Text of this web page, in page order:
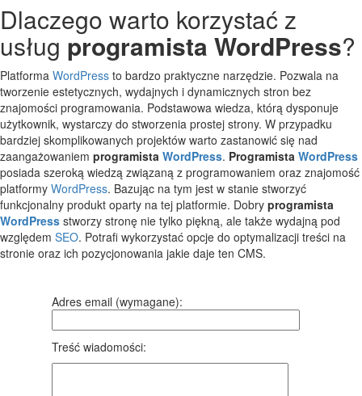
Dlaczego warto korzystać z
usług programista WordPress?
Platforma WordPress to bardzo praktyczne narzędzie. Pozwala na
tworzenie estetycznych, wydajnych i dynamicznych stron bez
znajomości programowania. Podstawowa wiedza, którą dysponuje
użytkownik, wystarczy do stworzenia prostej strony. W przypadku
bardziej skomplikowanych projektów warto zastanowić się nad
zaangażowaniem programista WordPress. Programista WordPress
posiada szeroką wiedzą związaną z programowaniem oraz znajomość
platformy WordPress. Bazując na tym jest w stanie stworzyć
funkcjonalny produkt oparty na tej platformie. Dobry programista
WordPress stworzy stronę nie tylko piękną, ale także wydajną pod
względem SEO. Potrafi wykorzystać opcje do optymalizacji treści na
stronie oraz ich pozycjonowania jakie daje ten CMS.
Adres email (wymagane):
Treść wiadomości: